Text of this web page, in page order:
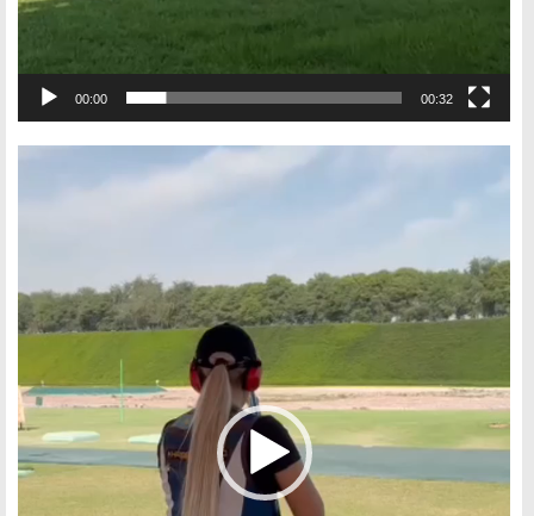
00:00 00:32